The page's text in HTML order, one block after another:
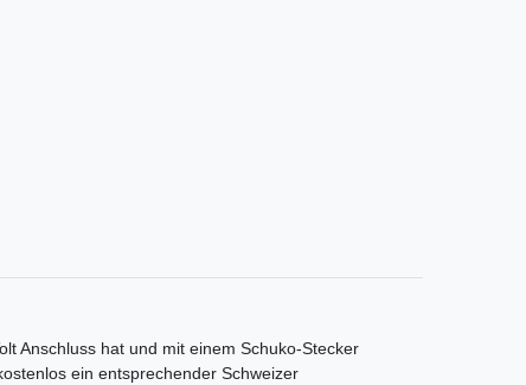
Anschluss hat und mit einem Schuko-Stecker
ein entsprechender Schweizer